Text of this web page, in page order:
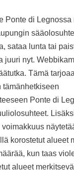
Ponte di Legnossa
sataa lunta tai
juuri nyt.
Tämä
tämänhetkiseen
Ponte di
korostetut alueet
kun taas
alueet